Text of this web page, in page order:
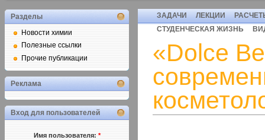
ЗАДАЧИ ЛЕКЦИИ
СТУДЕНЧЕСКАЯ ЖИЗНЬ
«Dolce
Разделы
Новости химии
Полезные ссылки
Прочие публикации
Реклама
Вход для пользователей
Имя пользователя: *